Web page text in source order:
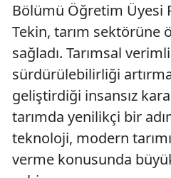
Bölümü Öğretim Üyesi
Tekin, tarım sektörüne
sağladı. Tarımsal
sürdürülebilirliği
geliştirdiği insansız
tarımda yenilikçi bir
teknoloji, modern
verme konusunda